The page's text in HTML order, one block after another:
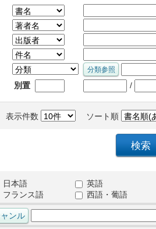
別置 /
表示件数 ソート順
日本語
英語
フランス語
西語・葡語